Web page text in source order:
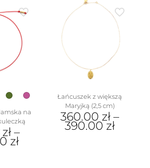
wariantów.
stronie
na
zł –
zł
Łańcuszek z większą
Maryjką (2,5 cm)
360.00 zł –
390.00 zł